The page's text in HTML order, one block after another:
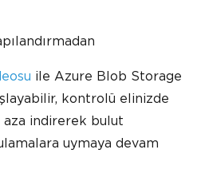
ile Azure Blob Storage
kontrolü elinizde
indirerek bulut
uymaya devam